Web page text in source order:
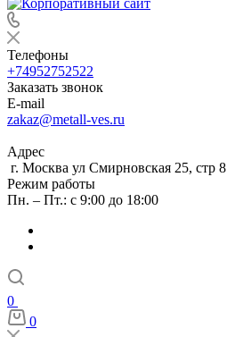
Телефоны
+74952752522
Заказать звонок
E-mail
zakaz@metall-ves.ru
Адрес
г. Москва ул Смирновская 25, стр 8
Режим работы
Пн. – Пт.: с 9:00 до 18:00
0
0